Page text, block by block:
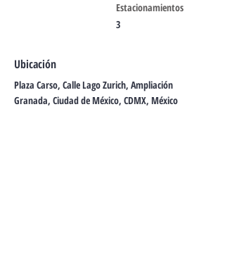
Estacionamientos
3
Ubicación
Plaza Carso, Calle Lago Zurich, Ampliación
Granada, Ciudad de México, CDMX, México